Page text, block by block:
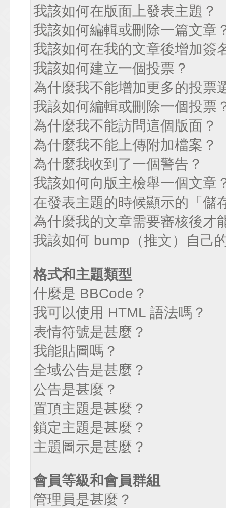
我該如何在版面上發表主題？
我該如何編輯或刪除一篇文章
我該如何在我的文章後增加簽
我該如何建立一個投票？
為什麼我不能增加更多的投票
我該如何編輯或刪除一個投票
為什麼我不能訪問這個版面？
為什麼我不能上傳附加檔案？
為什麼我收到了一個警告？
我該如何向版主檢舉一個文章
在發表主題的時候顯示的「儲
為什麼我的文章需要審核後才
我該如何 bump（推文）自己
格式和主題類型
什麼是 BBCode？
我可以使用 HTML 語法嗎？
表情符號是甚麼？
我能貼圖嗎？
全域公告是甚麼？
公告是甚麼？
置頂主題是甚麼？
鎖定主題是甚麼？
主題圖示是甚麼？
會員等級和會員群組
管理員是甚麼？